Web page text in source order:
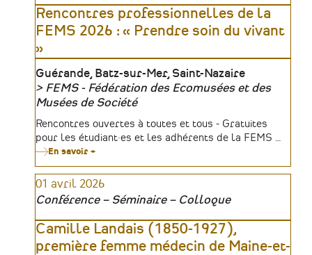
interdisciplinaire
autour
des
démarches
dans
les
archives
Rencontres professionnelles de la
FEMS 2026 : « Prendre soin du vivant
»
Lieu
Guérande, Batz-sur-Mer, Saint-Nazaire
Organisateur
FEMS - Fédération des Ecomusées et des
Musées de Société
Tarifs
Rencontres ouvertes à toutes et tous - Gratuites
pour les étudiant·es et les adhérents de la FEMS …
En savoir +
professionnelles
de
FEMS
:
«
Prendre
01 avril 2026
Conférence – Séminaire – Colloque
Camille Landais (1850-1927),
première femme médecin de Maine-et-